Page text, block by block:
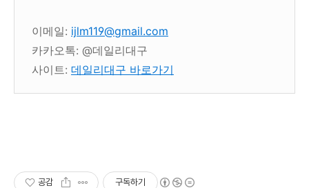
이메일: ijlm119@gmail.com
카카오톡: @데일리대구
사이트: 데일리대구 바로가기
공감 구독하기